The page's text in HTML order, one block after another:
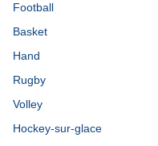
Football
Basket
Hand
Rugby
Volley
Hockey-sur-glace